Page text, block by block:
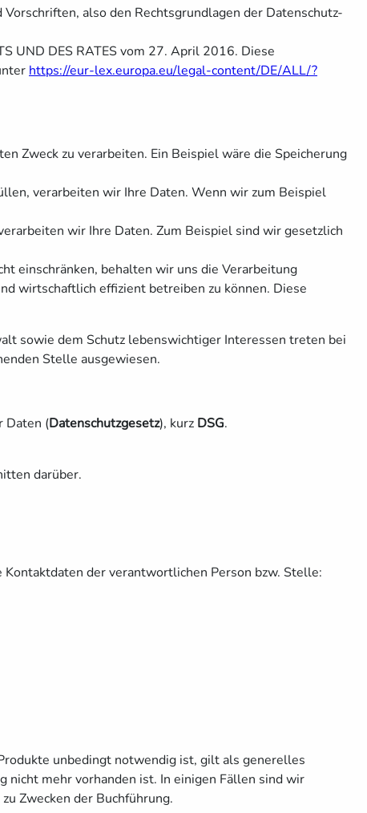
also den Rechtsgrundlagen der Datenschutz-
UND DES RATES vom 27. April 2016. Diese
https://eur-lex.europa.eu/legal-content/DE/ALL/?
Zweck zu verarbeiten. Ein Beispiel wäre die Speicherung
verarbeiten wir Ihre Daten. Wenn wir zum Beispiel
wir Ihre Daten. Zum Beispiel sind wir gesetzlich
einschränken, behalten wir uns die Verarbeitung
wirtschaftlich effizient betreiben zu können. Diese
sowie dem Schutz lebenswichtiger Interessen treten bei
Stelle ausgewiesen.
Daten (Datenschutzgesetz), kurz DSG.
darüber.
der verantwortlichen Person bzw. Stelle:
unbedingt notwendig ist, gilt als generelles
nicht mehr vorhanden ist. In einigen Fällen sind wir
Zwecken der Buchführung.